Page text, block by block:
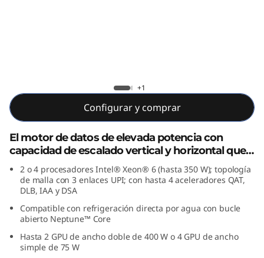
e
n
o
e
Lenovo ThinkSystem SR850 V4
+1
Configurar y comprar
El motor de datos de elevada potencia con
capacidad de escalado vertical y horizontal que
impulsa empresas de todos los tamaños.
2 o 4 procesadores Intel® Xeon® 6 (hasta 350 W); topología
de malla con 3 enlaces UPI; con hasta 4 aceleradores QAT,
DLB, IAA y DSA
Compatible con refrigeración directa por agua con bucle
abierto Neptune™ Core
Hasta 2 GPU de ancho doble de 400 W o 4 GPU de ancho
simple de 75 W